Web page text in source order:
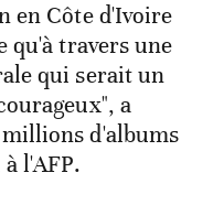
en Côte d'Ivoire
qu'à travers une
qui serait un
a
d'albums
l'AFP.